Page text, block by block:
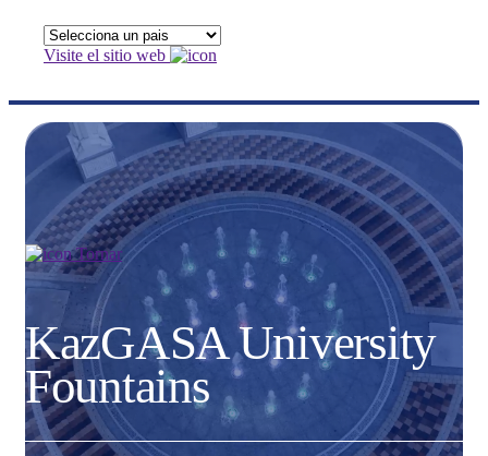
Visite el sitio web
Tornar
KazGASA University
Fountains